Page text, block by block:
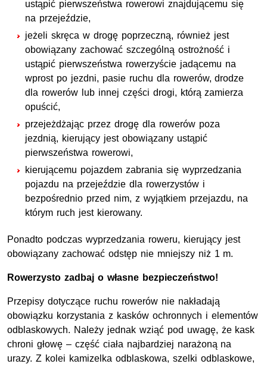
ustąpić pierwszeństwa rowerowi znajdującemu się
na przejeździe,
jeżeli skręca w drogę poprzeczną, również jest
obowiązany zachować szczególną ostrożność i
ustąpić pierwszeństwa rowerzyście jadącemu na
wprost po jezdni, pasie ruchu dla rowerów, drodze
dla rowerów lub innej części drogi, którą zamierza
opuścić,
przejeżdżając przez drogę dla rowerów poza
jezdnią, kierujący jest obowiązany ustąpić
pierwszeństwa rowerowi,
kierującemu pojazdem zabrania się wyprzedzania
pojazdu na przejeździe dla rowerzystów i
bezpośrednio przed nim, z wyjątkiem przejazdu, na
którym ruch jest kierowany.
Ponadto podczas wyprzedzania roweru, kierujący jest
obowiązany zachować odstęp nie mniejszy niż 1 m.
Rowerzysto zadbaj o własne bezpieczeństwo!
Przepisy dotyczące ruchu rowerów nie nakładają
obowiązku korzystania z kasków ochronnych i elementów
odblaskowych. Należy jednak wziąć pod uwagę, że kask
chroni głowę – część ciała najbardziej narażoną na
urazy. Z kolei kamizelka odblaskowa, szelki odblaskowe,